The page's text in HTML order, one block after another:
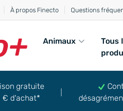
À propos Finecto Questions
Animaux
Tous
gratuite
€ d'achat*